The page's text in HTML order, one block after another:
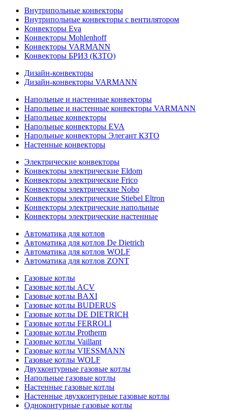
Внутрипольные конвекторы
Внутрипольные конвекторы с вентилятором
Конвекторы Eva
Конвекторы Mohlenhoff
Конвекторы VARMANN
Конвекторы БРИЗ (КЗТО)
Дизайн-конвекторы
Дизайн-конвекторы VARMANN
Напольные и настенные конвекторы
Напольные и настенные конвекторы VARMANN
Напольные конвекторы
Напольные конвекторы EVA
Напольные конвекторы Элегант КЗТО
Настенные конвекторы
Электрические конвекторы
Конвекторы электрические Eldom
Конвекторы электрические Frico
Конвекторы электрические Nobo
Конвекторы электрические Stiebel Eltron
Конвекторы электрические напольные
Конвекторы электрические настенные
Автоматика для котлов
Автоматика для котлов De Dietrich
Автоматика для котлов WOLF
Автоматика для котлов ZONT
Газовые котлы
Газовые котлы ACV
Газовые котлы BAXI
Газовые котлы BUDERUS
Газовые котлы DE DIETRICH
Газовые котлы FERROLI
Газовые котлы Protherm
Газовые котлы Vaillant
Газовые котлы VIESSMANN
Газовые котлы WOLF
Двухконтурные газовые котлы
Напольные газовые котлы
Настенные газовые котлы
Настенные двухконтурные газовые котлы
Одноконтурные газовые котлы